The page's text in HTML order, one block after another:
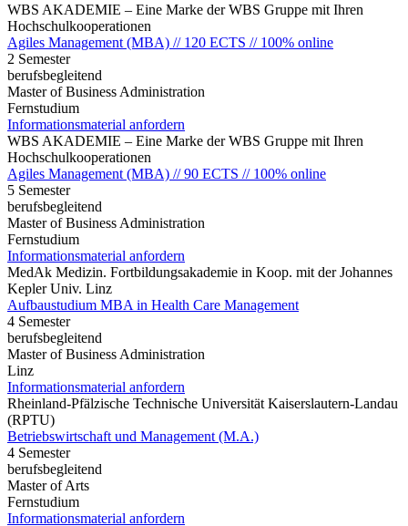
WBS AKADEMIE – Eine Marke der WBS Gruppe mit Ihren
Hochschulkooperationen
Agiles Management (MBA) // 120 ECTS // 100% online
2 Semester
berufsbegleitend
Master of Business Administration
Fernstudium
Informationsmaterial anfordern
WBS AKADEMIE – Eine Marke der WBS Gruppe mit Ihren
Hochschulkooperationen
Agiles Management (MBA) // 90 ECTS // 100% online
5 Semester
berufsbegleitend
Master of Business Administration
Fernstudium
Informationsmaterial anfordern
MedAk Medizin. Fortbildungsakademie in Koop. mit der Johannes
Kepler Univ. Linz
Aufbaustudium MBA in Health Care Management
4 Semester
berufsbegleitend
Master of Business Administration
Linz
Informationsmaterial anfordern
Rheinland-Pfälzische Technische Universität Kaiserslautern-Landau
(RPTU)
Betriebswirtschaft und Management (M.A.)
4 Semester
berufsbegleitend
Master of Arts
Fernstudium
Informationsmaterial anfordern